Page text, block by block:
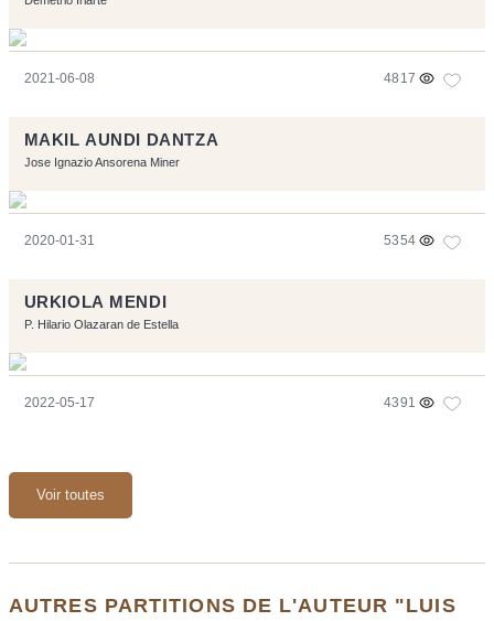
2021-06-08 4817
MAKIL AUNDI DANTZA
Jose Ignazio Ansorena Miner
2020-01-31 5354
URKIOLA MENDI
P. Hilario Olazaran de Estella
2022-05-17 4391
Voir toutes
AUTRES PARTITIONS DE L'AUTEUR "LUIS